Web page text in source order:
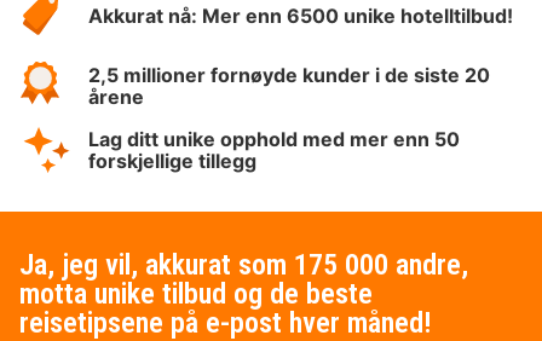
Akkurat nå: Mer enn 6500 unike hotelltilbud!
2,5 millioner fornøyde kunder i de siste 20
årene
Lag ditt unike opphold med mer enn 50
forskjellige tillegg
Ja, jeg vil, akkurat som 175 000 andre,
motta unike tilbud og de beste
reisetipsene på e-post hver måned!